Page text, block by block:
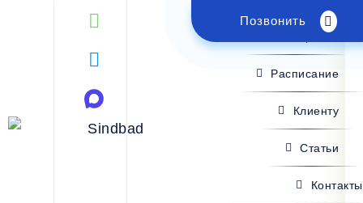
Позвонить
Поиск рейса
Расписание
Клиенту
Статьи
Контакты